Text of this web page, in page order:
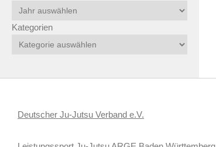
Kategorien
Deutscher Ju-Jutsu Verband e.V.